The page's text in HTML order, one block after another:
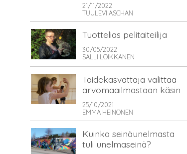
21/11/2022
TUULEVI ASCHAN
Tuottelias pelitaiteilija
30/05/2022
SALLI LOIKKANEN
Taidekasvattaja välittää
arvomaailmastaan käsin
25/10/2021
EMMA HEINONEN
Kuinka seinäunelmasta
tuli unelmaseinä?